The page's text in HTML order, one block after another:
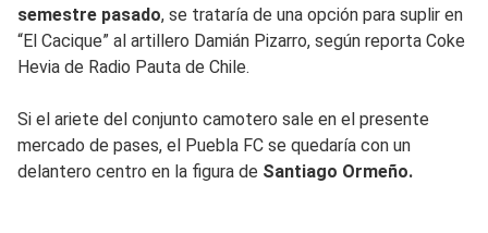
semestre pasado, se trataría de una opción para suplir en
“El Cacique” al artillero Damián Pizarro, según reporta Coke
Hevia de Radio Pauta de Chile.
Si el ariete del conjunto camotero sale en el presente
mercado de pases, el Puebla FC se quedaría con un
delantero centro en la figura de Santiago Ormeño.